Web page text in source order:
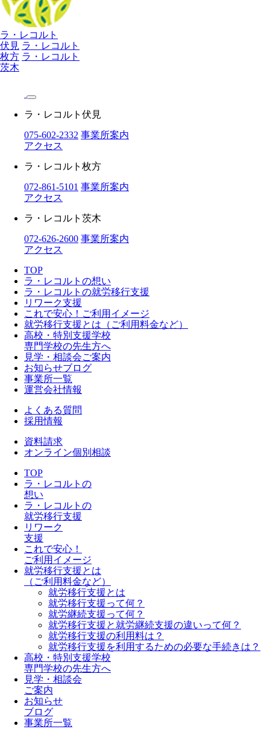
ラ・レコルト
伏見 ラ・レコルト
枚方 ラ・レコルト
茨木
ラ・レコルト伏見
075-602-2332 事業所案内
アクセス
ラ・レコルト枚方
072-861-5101 事業所案内
アクセス
ラ・レコルト茨木
072-626-2600 事業所案内
アクセス
TOP
ラ・レコルトの想い
ラ・レコルトの就労移行支援
リワーク支援
これで安心！ご利用イメージ
就労移行支援とは（ご利用料金など）
高校・特別支援学校
専門学校の先生方へ
見学・相談会ご案内
お知らせブログ
事業所一覧
運営会社情報
よくある質問
採用情報
資料請求
オンライン個別相談
TOP
ラ・レコルトの
想い
ラ・レコルトの
就労移行支援
リワーク
支援
これで安心！
ご利用イメージ
就労移行支援とは
（ご利用料金など）
就労移行支援とは
就労移行支援って何？
就労継続支援って何？
就労移行支援と就労継続支援の違いって何？
就労移行支援の利用料は？
就労移行支援を利用するための必要な手続きは？
高校・特別支援学校
専門学校の先生方へ
見学・相談会
ご案内
お知らせ
ブログ
事業所一覧